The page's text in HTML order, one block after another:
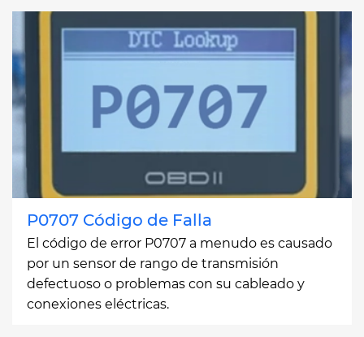
P0707 Código de Falla
El código de error P0707 a menudo es causado
por un sensor de rango de transmisión
defectuoso o problemas con su cableado y
conexiones eléctricas.